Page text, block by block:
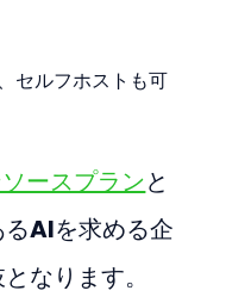
セルフホストも可
ースプランと
AIを求める企
なります。